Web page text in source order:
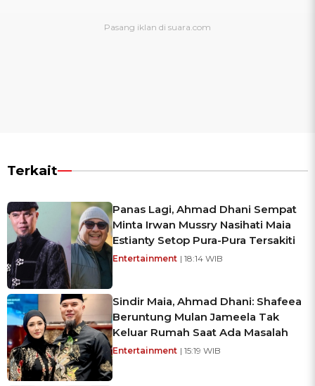
Terkait
Panas Lagi, Ahmad Dhani Sempat
Minta Irwan Mussry Nasihati Maia
Estianty Setop Pura-Pura Tersakiti
Entertainment | 18:14 WIB
Sindir Maia, Ahmad Dhani: Shafeea
Beruntung Mulan Jameela Tak
Keluar Rumah Saat Ada Masalah
Entertainment | 15:19 WIB